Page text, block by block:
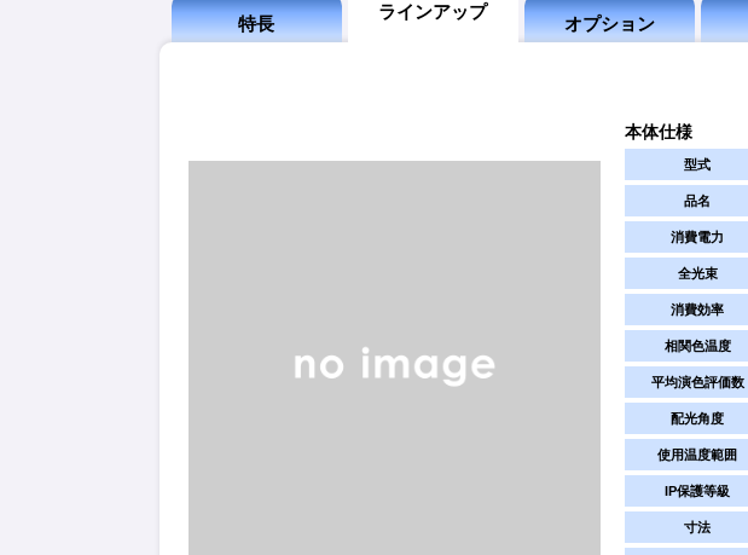
特長
ラインアップ
オプション
本体仕様
型式
品名
消費電力
全光束
消費効率
相関色温度
平均演色評価数
配光角度
使用温度範囲
IP保護等級
寸法